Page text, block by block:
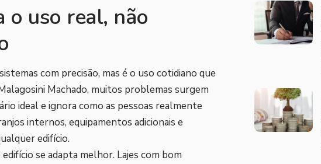
o uso real, não
com precisão, mas é o uso cotidiano que
Machado, muitos problemas surgem
ideal e ignora como as pessoas realmente
internos, equipamentos adicionais e
edifício.
se adapta melhor. Lajes com bom